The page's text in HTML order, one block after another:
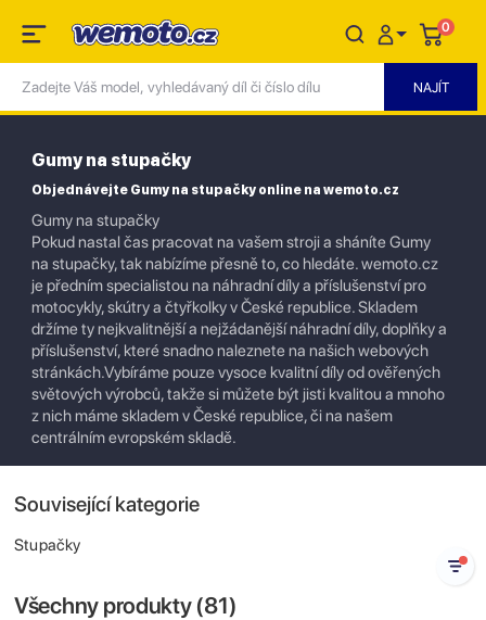
0
Gumy na stupačky
Objednávejte Gumy na stupačky online na wemoto.cz
Gumy na stupačky
Pokud nastal čas pracovat na vašem stroji a sháníte Gumy
na stupačky, tak nabízíme přesně to, co hledáte. wemoto.cz
je předním specialistou na náhradní díly a příslušenství pro
motocykly, skútry a čtyřkolky v České republice. Skladem
držíme ty nejkvalitnější a nejžádanější náhradní díly, doplňky a
příslušenství, které snadno naleznete na našich webových
stránkách.Vybíráme pouze vysoce kvalitní díly od ověřených
světových výrobců, takže si můžete být jisti kvalitou a mnoho
z nich máme skladem v České republice, či na našem
centrálním evropském skladě.
Související kategorie
Stupačky
Všechny produkty (81)